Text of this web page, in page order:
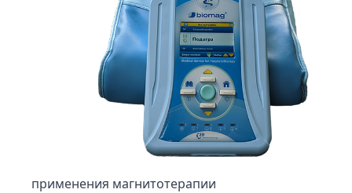
применения магнитотерапии